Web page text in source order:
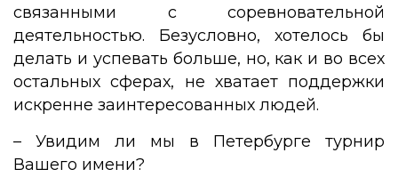
связанными с соревновательной
деятельностью. Безусловно, хотелось бы
делать и успевать больше, но, как и во всех
остальных сферах, не хватает поддержки
искренне заинтересованных людей.
– Увидим ли мы в Петербурге турнир
Вашего имени?